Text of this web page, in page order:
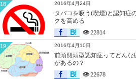
2016年4月24日
タバコを吸う(喫煙)と認知症
クを高める
22814
18
2016年4月10日
前頭側頭型認知症ってどんな
があるの？
22678
19